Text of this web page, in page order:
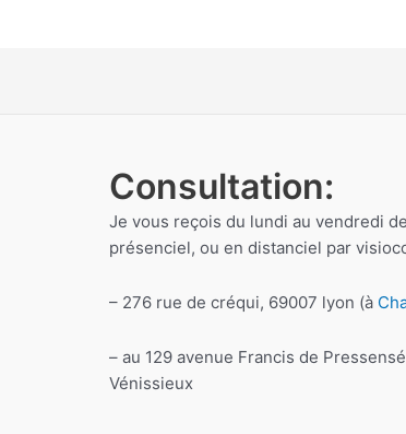
Consultation:
Je vous reçois du lundi au vendredi
présenciel, ou en distanciel par
– 276 rue de créqui, 69007 lyon (à
– au 129 avenue Francis de
Vénissieux